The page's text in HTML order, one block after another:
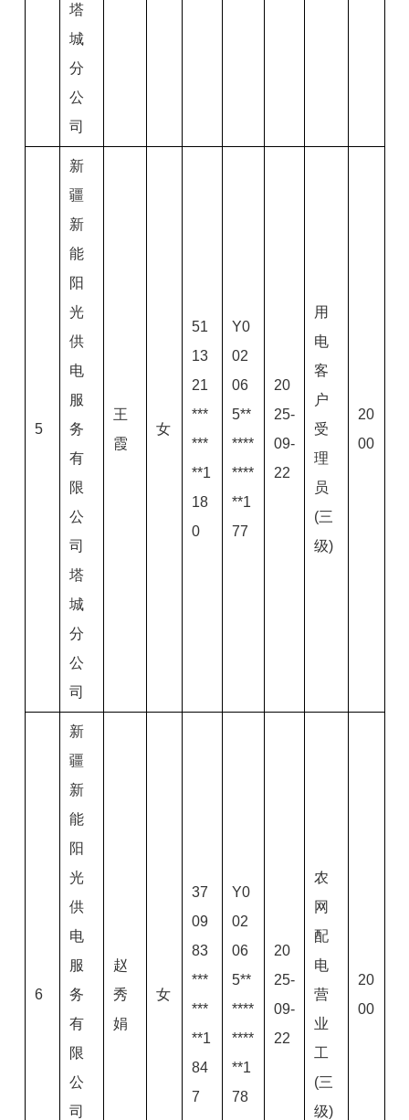
塔
城
分
公
司
5
新
疆
新
能
阳
光
供
电
服
务
有
限
公
司
塔
城
分
公
司
王
霞
女
51
13
21
***
***
**1
18
0
Y0
02
06
5**
****
****
**1
77
20
25-
09-
22
用
电
客
户
受
理
员
(三
级)
20
00
6
新
疆
新
能
阳
光
供
电
服
务
有
限
公
司
赵
秀
娟
女
37
09
83
***
***
**1
84
7
Y0
02
06
5**
****
****
**1
78
20
25-
09-
22
农
网
配
电
营
业
工
(三
级)
20
00